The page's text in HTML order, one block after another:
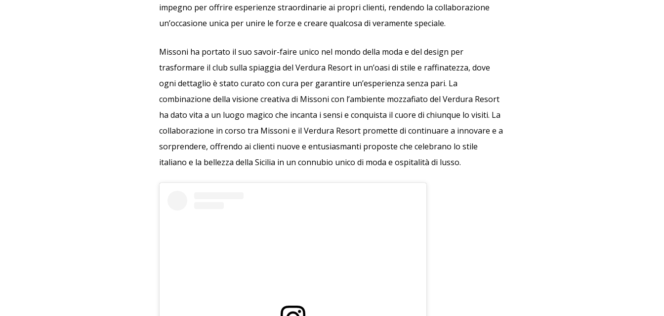
impegno per offrire esperienze straordinarie ai propri clienti, rendendo la collaborazione
un’occasione unica per unire le forze e creare qualcosa di veramente speciale.
Missoni ha portato il suo savoir-faire unico nel mondo della moda e del design per
trasformare il club sulla spiaggia del Verdura Resort in un’oasi di stile e raffinatezza, dove
ogni dettaglio è stato curato con cura per garantire un’esperienza senza pari. La
combinazione della visione creativa di Missoni con l’ambiente mozzafiato del Verdura Resort
ha dato vita a un luogo magico che incanta i sensi e conquista il cuore di chiunque lo visiti. La
collaborazione in corso tra Missoni e il Verdura Resort promette di continuare a innovare e a
sorprendere, offrendo ai clienti nuove e entusiasmanti proposte che celebrano lo stile
italiano e la bellezza della Sicilia in un connubio unico di moda e ospitalità di lusso.